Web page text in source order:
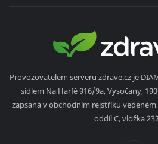
Provozovatelem serveru zdrave.cz je
sídlem Na Harfě 916/9a, Vysočany,
zapsaná v obchodním rejstříku
oddíl C, vložka